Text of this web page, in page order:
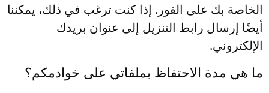
الخاصة بك على الفور. إذا كنت ترغب في ذلك، يمكننا
أيضًا إرسال رابط التنزيل إلى عنوان بريدك
الإلكتروني.
ما هي مدة الاحتفاظ بملفاتي على خوادمكم؟